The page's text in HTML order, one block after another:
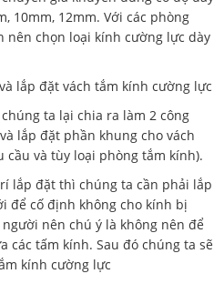
10mm, 12mm. Với các phòng
nên chọn loại kính cường lực dày
lắp đặt vách tắm kính cường lực
ta lại chia ra làm 2 công
lắp đặt phần khung cho vách
và tùy loại phòng tắm kính).
lắp đặt thì chúng ta cần phải lắp
để cố định không cho kính bị
nên chú ý là không nên để
các tấm kính. Sau đó chúng ta sẽ
kính cường lực